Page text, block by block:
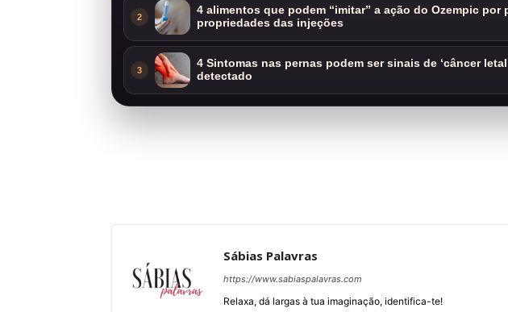
2
4 alimentos que podem “imitar” a ação do Ozempic por
propriedades das injeções
3
4 Sintomas nas pernas podem ser sinais de ‘câncer
detectado
Sábias Palavras
https://www.sabiaspalavras.com
Relaxa, dá largas à tua imaginação, identifica-te!